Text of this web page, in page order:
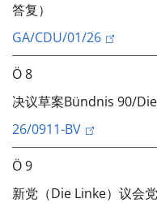
答复）
GA/CDU/01/26
Ö 8
决议草案Bündnis 90/
26/0911-BV
Ö 9
新党（Die Linke）议会